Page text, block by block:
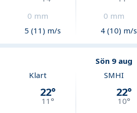
0 mm
5 (11) m/s
0 mm
4 (10) m/s
Sön 9 aug
Klart
22°
11°
SMHI
22°
10°